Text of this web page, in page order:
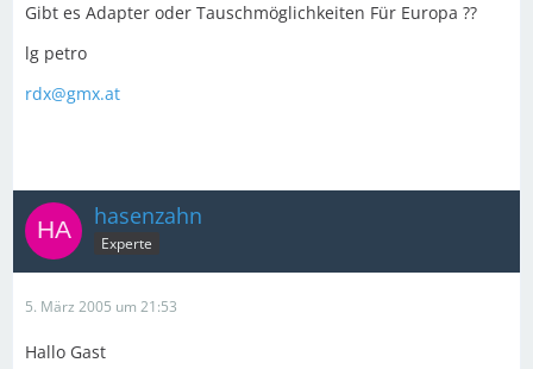
Gibt es Adapter oder Tauschmöglichkeiten Für Europa ??
lg petro
rdx@gmx.at
hasenzahn
Experte
5. März 2005 um 21:53
Hallo Gast